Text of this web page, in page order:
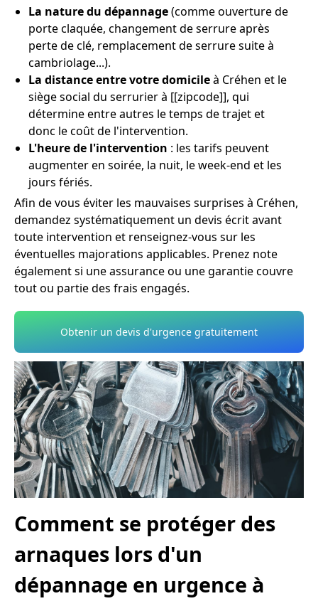
La nature du dépannage(comme ouverture de
porte claquée, changement de serrure après
perte de clé, remplacement de serrure suite à
cambriolage...).
La distance entre votre domicileà Créhen et le
siège social du serrurier à [[zipcode]], qui
détermine entre autres le temps de trajet et
donc le coût de l'intervention.
L'heure de l'intervention : les tarifs peuvent
augmenter en soirée, la nuit, le week-end et les
jours fériés.
Afin de vous éviter les mauvaises surprises à Créhen,
demandez systématiquement un devis écrit avant
toute intervention et renseignez-vous sur les
éventuelles majorations applicables. Prenez note
également si une assurance ou une garantie couvre
tout ou partie des frais engagés.
Obtenir un devis d'urgence gratuitement
Comment se protéger des
arnaques lors d'un
dépannage en urgence à